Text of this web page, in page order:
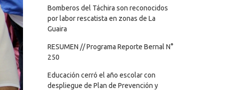
Bomberos del Táchira son reconocidos
por labor rescatista en zonas de La
Guaira
RESUMEN // Programa Reporte Bernal N°
250
Educación cerró el año escolar con
despliegue de Plan de Prevención y